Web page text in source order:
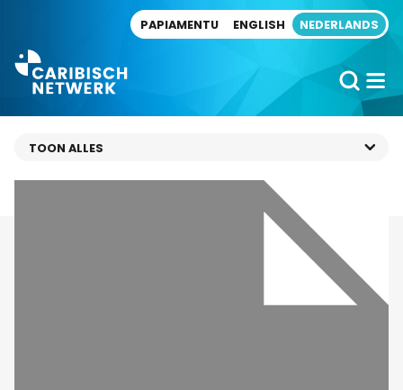
PAPIAMENTU ENGLISH NEDERLANDS